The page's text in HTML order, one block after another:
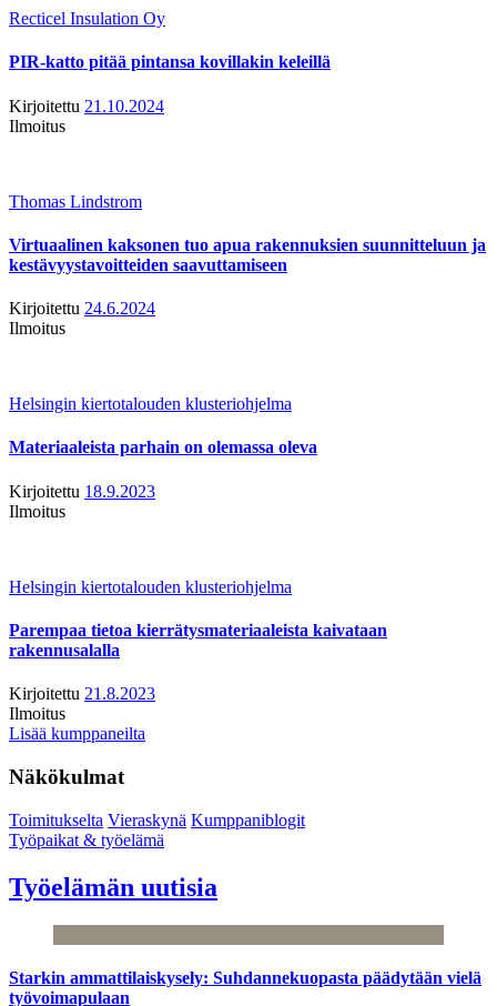
Recticel Insulation Oy
PIR-katto pitää pintansa kovillakin keleillä
Kirjoitettu 21.10.2024
Ilmoitus
Thomas Lindstrom
Virtuaalinen kaksonen tuo apua rakennuksien suunnitteluun ja
kestävyystavoitteiden saavuttamiseen
Kirjoitettu 24.6.2024
Ilmoitus
Helsingin kiertotalouden klusteriohjelma
Materiaaleista parhain on olemassa oleva
Kirjoitettu 18.9.2023
Ilmoitus
Helsingin kiertotalouden klusteriohjelma
Parempaa tietoa kierrätysmateriaaleista kaivataan
rakennusalalla
Kirjoitettu 21.8.2023
Ilmoitus
Lisää kumppaneilta
Näkökulmat
Toimitukselta Vieraskynä Kumppaniblogit
Työpaikat & työelämä
Työelämän uutisia
Starkin ammattilaiskysely: Suhdannekuopasta päädytään vielä
työvoimapulaan